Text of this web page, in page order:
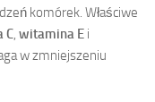
komórek. Właściwe
C, witamina E i
w zmniejszeniu